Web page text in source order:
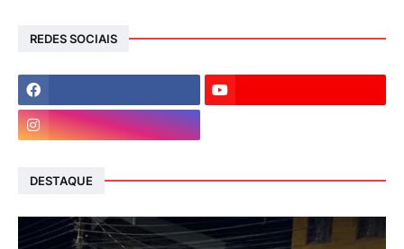
REDES SOCIAIS
DESTAQUE